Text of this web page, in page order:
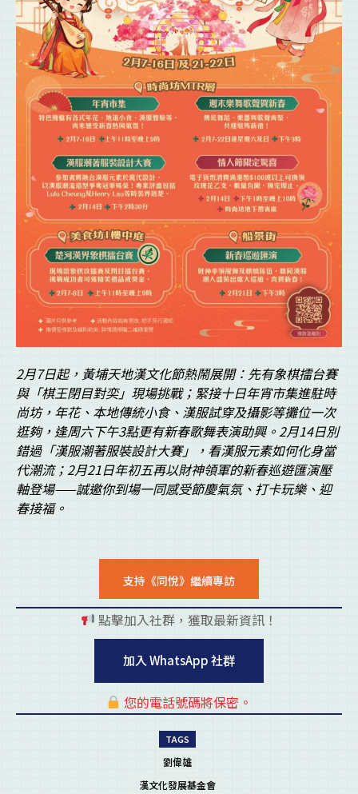
2月7日起，黃埔天地漢文化節熱鬧展開：先有象棋擂台賽
與「棋王閉目對奕」現場挑戰；緊接十日年宵市集進駐時
尚坊，年花、本地傳統小食、漢服試穿及攝影等攤位一次
逛夠，逢周六下午3點更有新春歌舞表演助興。2月14日別
錯過「漢服潮著服裝設計大賽」，看漢服元素如何化身當
代潮流；2月21日年初五再以財神領軍的新春巡遊匯演壓
軸登場——誠邀你到場一同感受節慶氣氛、打卡玩樂、迎
春接福。
支持《同悅》繼續專訪
點擊加入社群，獲取最新資訊！
加入 WhatsApp 社群
您的電話號碼將保密。
TAGS
劉偉雄
漢文化發展基金會